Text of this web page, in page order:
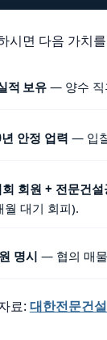
시면 다음 가치
적 보유— 양수 직
안정 업력 — 입
회원 + 전문건
월 대기 회피).
명시 — 협의 매물
료:대한전문건